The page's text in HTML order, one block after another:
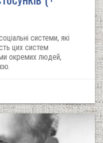
системи, які
цих систем
окремих людей,